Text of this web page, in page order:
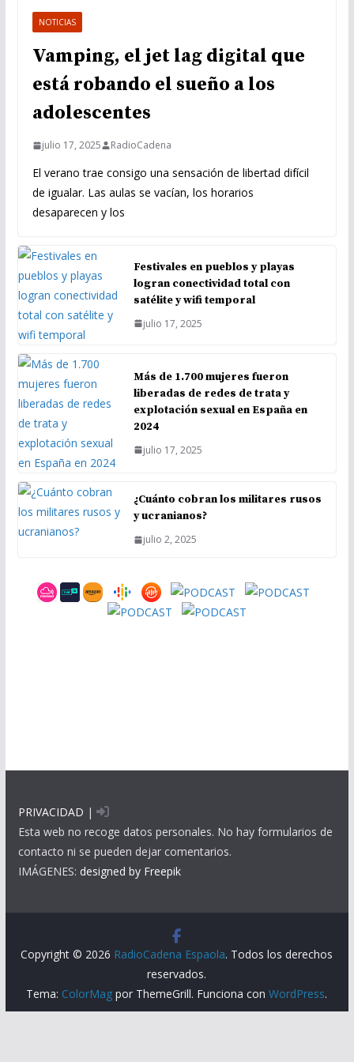
NOTICIAS
Vamping, el jet lag digital que
está robando el sueño a los
adolescentes
julio 17, 2025 RadioCadena
El verano trae consigo una sensación de libertad difícil
de igualar. Las aulas se vacían, los horarios
desaparecen y los
Festivales en pueblos y playas
logran conectividad total con
satélite y wifi temporal
julio 17, 2025
Más de 1.700 mujeres fueron
liberadas de redes de trata y
explotación sexual en España en
2024
julio 17, 2025
¿Cuánto cobran los militares rusos
y ucranianos?
julio 2, 2025
PRIVACIDAD |
Esta web no recoge datos personales. No hay formularios de
contacto ni se pueden dejar comentarios.
IMÁGENES: designed by Freepik
Copyright © 2026 RadioCadena Espaola. Todos los derechos
reservados.
Tema: ColorMag por ThemeGrill. Funciona conWordPress.